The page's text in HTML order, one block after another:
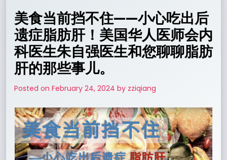
美食当前挡不住——小心吃出后
遗症脂肪肝！美国华人医师会内
科医生朱自强医生和您聊聊脂肪
肝的那些事儿。
Posted on February 24, 2024 by zziqiang